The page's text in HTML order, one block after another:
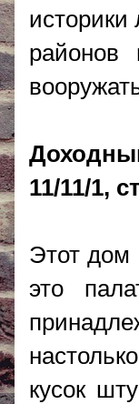
районов
11/11/1,
Этот дом
это
кусок